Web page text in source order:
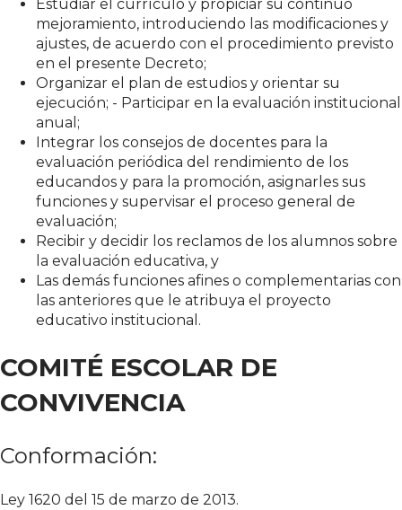
Estudiar el currículo y propiciar su continuo
mejoramiento, introduciendo las modificaciones y
ajustes, de acuerdo con el procedimiento previsto
en el presente Decreto;
Organizar el plan de estudios y orientar su
ejecución; - Participar en la evaluación institucional
anual;
Integrar los consejos de docentes para la
evaluación periódica del rendimiento de los
educandos y para la promoción, asignarles sus
funciones y supervisar el proceso general de
evaluación;
Recibir y decidir los reclamos de los alumnos sobre
la evaluación educativa, y
Las demás funciones afines o complementarias con
las anteriores que le atribuya el proyecto
educativo institucional.
COMITÉ ESCOLAR DE
CONVIVENCIA
Conformación:
Ley 1620 del 15 de marzo de 2013.